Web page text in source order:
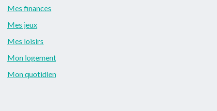
Mes finances
Mes jeux
Mes loisirs
Mon logement
Mon quotidien